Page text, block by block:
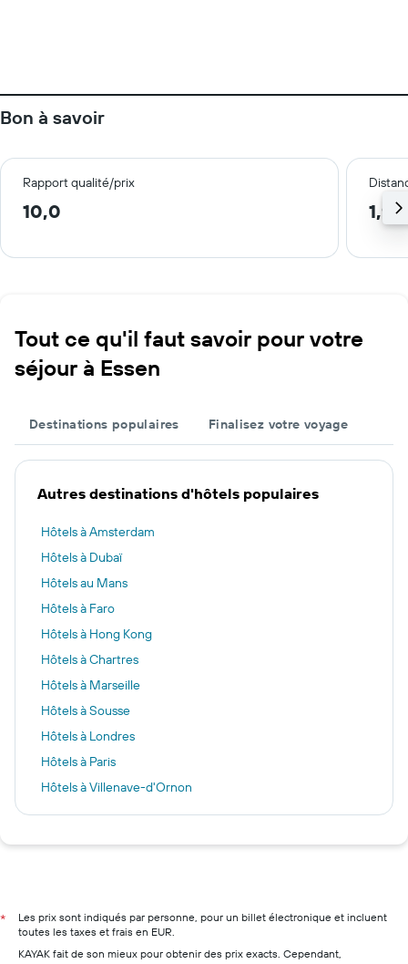
Bon à savoir
Rapport qualité/prix
10,0 1,9
Tout ce qu'il faut savoir pour votre
séjour à Essen
Destinations populaires Finalisez votre voyage
Autres destinations d'hôtels populaires
Hôtels à Amsterdam
Hôtels à Dubaï
Hôtels au Mans
Hôtels à Faro
Hôtels à Hong Kong
Hôtels à Chartres
Hôtels à Marseille
Hôtels à Sousse
Hôtels à Londres
Hôtels à Paris
Hôtels à Villenave-d'Ornon
Hôtels à La Canée
Hôtels à Bordeaux
Hôtels à Cannes
*
Les prix sont indiqués par personne, pour un billet électronique et incluent
toutes les taxes et frais en EUR.
KAYAK fait de son mieux pour obtenir des prix exacts. Cependant,